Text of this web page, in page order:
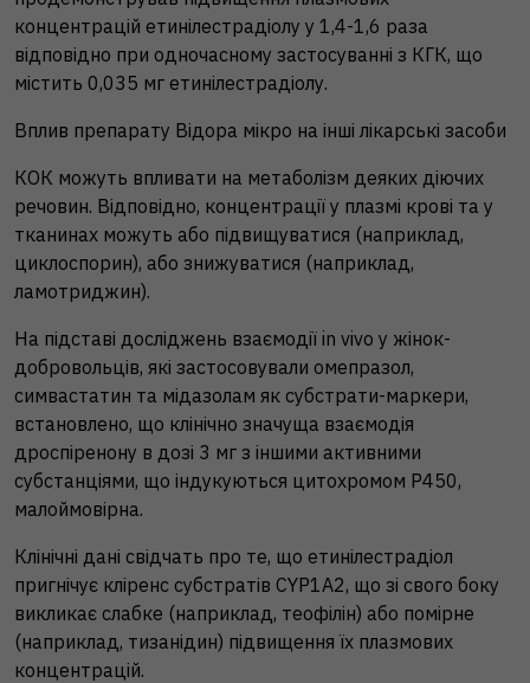
концентрацій етинілестрадіолу у 1,4-1,6 раза
відповідно при одночасному застосуванні з КГК, що
містить 0,035 мг етинілестрадіолу.
Вплив препарату Відора мікро на інші лікарські засоби
КОК можуть впливати на метаболізм деяких діючих
речовин. Відповідно, концентрації у плазмі крові та у
тканинах можуть або підвищуватися (наприклад,
циклоспорин), або знижуватися (наприклад,
ламотриджин).
На підставі досліджень взаємодії in vivo у жінок-
добровольців, які застосовували омепразол,
симвастатин та мідазолам як субстрати-маркери,
встановлено, що клінічно значуща взаємодія
дроспіренону в дозі 3 мг з іншими активними
субстанціями, що індукуються цитохромом Р450,
малоймовірна.
Клінічні дані свідчать про те, що етинілестрадіол
пригнічує кліренс субстратів CYP1A2, що зі свого боку
викликає слабке (наприклад, теофілін) або помірне
(наприклад, тизанідин) підвищення їх плазмових
концентрацій.